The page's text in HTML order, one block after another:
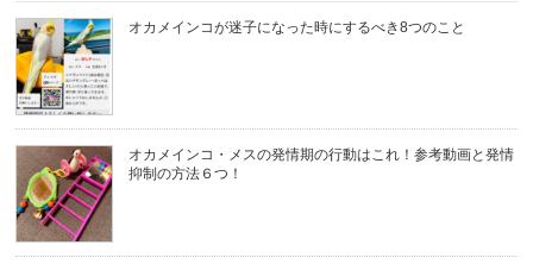
オカメインコが迷子になった時にするべき8つのこと
オカメインコ・メスの発情期の行動はこれ！参考動画と発情
抑制の方法６つ！